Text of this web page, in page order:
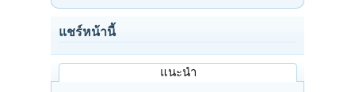
แชร์หน้านี้
แนะนำ